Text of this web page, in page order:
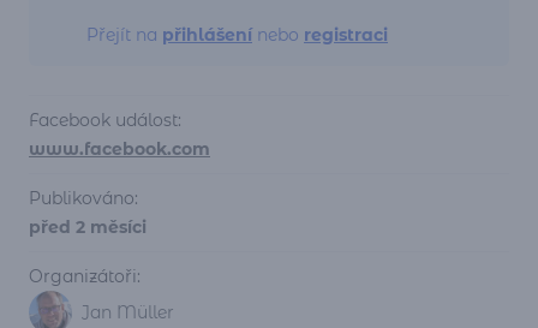
Přejít na přihlášenínebo registraci
Facebook událost:
www.facebook.com
Publikováno:
před 2 měsíci
Organizátoři:
Jan Müller